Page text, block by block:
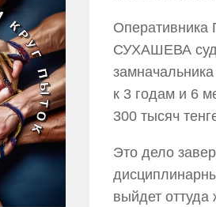
Оперативника
СУХАШЕВА
к 3 годам и 6
300 тысяч
Это дело
выйдет